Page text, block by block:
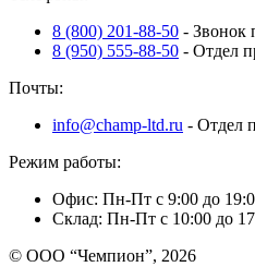
8 (800) 201-88-50 - Звонок
8 (950) 555-88-50 - Отдел
Почты:
info@champ-ltd.ru - Отдел
Режим работы:
Офис: Пн-Пт с 9:00 до
Склад: Пн-Пт с 10:00 до
© ООО “Чемпион”, 2026